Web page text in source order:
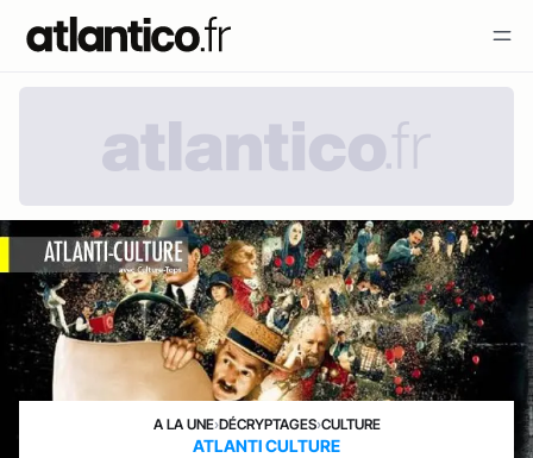
A LA UNE›DÉCRYPTAGES›CULTURE
ATLANTI CULTURE